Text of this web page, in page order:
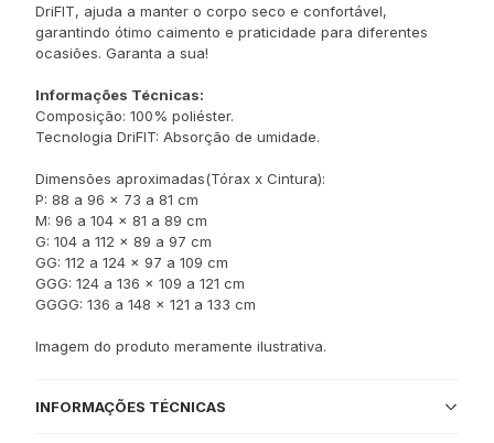
DriFIT, ajuda a manter o corpo seco e confortável,
garantindo ótimo caimento e praticidade para diferentes
ocasiões. Garanta a sua!
Informações Técnicas:
Composição: 100% poliéster.
Tecnologia DriFIT: Absorção de umidade.
Dimensões aproximadas(Tórax x Cintura):
P: 88 a 96 x 73 a 81 cm
M: 96 a 104 x 81 a 89 cm
G: 104 a 112 x 89 a 97 cm
GG: 112 a 124 x 97 a 109 cm
GGG: 124 a 136 x 109 a 121 cm
GGGG: 136 a 148 x 121 a 133 cm
Imagem do produto meramente ilustrativa.
INFORMAÇÕES TÉCNICAS